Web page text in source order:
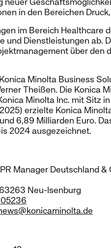
in den Bereichen
im Bereich Healthcare
und Dienstleistungen ab.
über den
Minolta Business
Theißen. Die Konica
Minolta Inc. mit Sitz
erzielte Konica
6,89 Milliarden Euro.
2024 ausgezeichnet.
Manager Deutschland &
Neu-Isenburg